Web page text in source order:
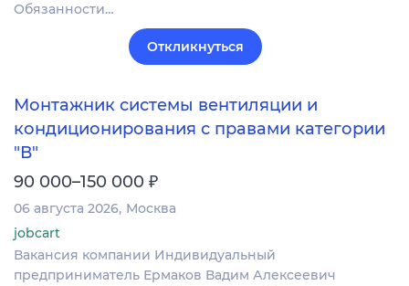
Обязанности…
Откликнуться
Монтажник системы вентиляции и
кондиционирования с правами категории
"В"
90 000–150 000 ₽
06 августа 2026 Москва
jobcart
Вакансия компании Индивидуальный
предприниматель Ермаков Вадим Алексеевич